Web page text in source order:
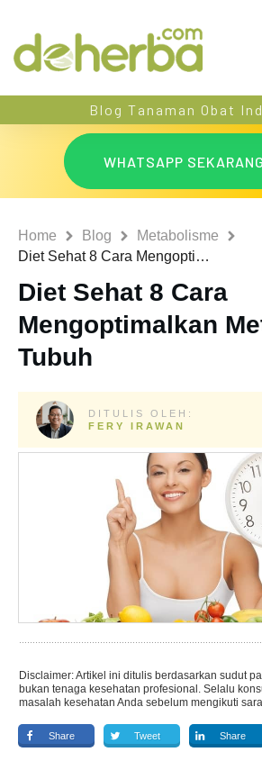
Blog Tanaman Obat
WHATSAPP SEKARANG
Home Blog
Metabolisme
Diet Sehat 8 Cara Mengoptimalkan Metabolisme Tubuh
Diet Sehat 8 Cara
Mengoptimalkan
Tubuh
DITULIS OLEH:
FERY IRAWAN
Disclaimer: Artikel ini ditulis berdasarkan sudut
bukan tenaga kesehatan profesional. Selalu
masalah kesehatan Anda sebelum mengikuti
Share Tweet Share